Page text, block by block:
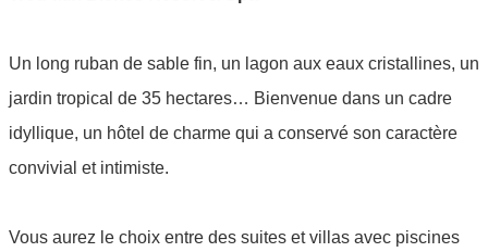
Un long ruban de sable fin, un lagon aux eaux cristallines, un
jardin tropical de 35 hectares… Bienvenue dans un cadre
idyllique, un hôtel de charme qui a conservé son caractère
convivial et intimiste.
Vous aurez le choix entre des suites et villas avec piscines